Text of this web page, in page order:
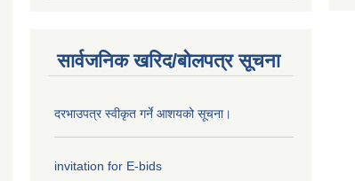
सार्वजनिक खरिद/बोलपत्र सूचना
दरभाउपत्र स्वीकृत गर्ने आशयको सूचना।
invitation for E-bids